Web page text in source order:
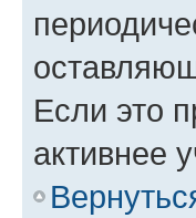
Если это
активнее